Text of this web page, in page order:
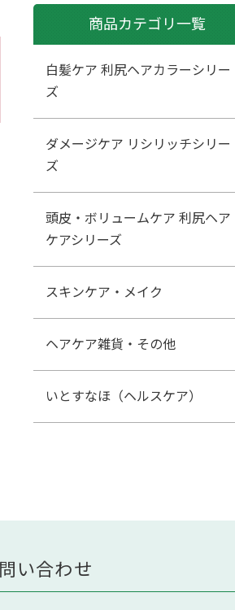
商品カテゴリ一覧
白髪ケア 利尻ヘアカラーシリー
ズ
ダメージケア リシリッチシリー
ズ
頭皮・ボリュームケア 利尻ヘア
ケアシリーズ
スキンケア・メイク
ヘアケア雑貨・その他
いとすなほ（ヘルスケア）
い合わせ